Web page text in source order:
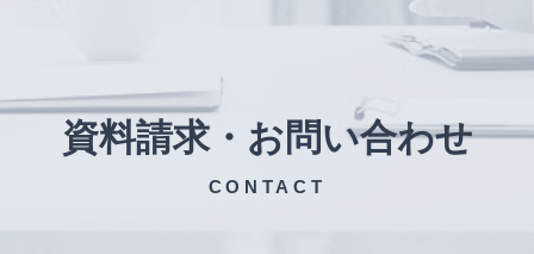
資料請求・お問い合わせ
CONTACT